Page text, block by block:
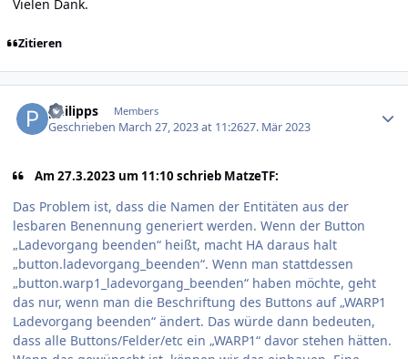
Vielen Dank.
Zitieren
philipps Members
Geschrieben March 27, 2023 at 11:2627. Mär 2023
Am 27.3.2023 um 11:10 schrieb MatzeTF:
Das Problem ist, dass die Namen der Entitäten aus der
lesbaren Benennung generiert werden. Wenn der Button
„Ladevorgang beenden“ heißt, macht HA daraus halt
„button.ladevorgang_beenden“. Wenn man stattdessen
„button.warp1_ladevorgang_beenden“ haben möchte, geht
das nur, wenn man die Beschriftung des Buttons auf „WARP1
Ladevorgang beenden“ ändert. Das würde dann bedeuten,
dass alle Buttons/Felder/etc ein „WARP1“ davor stehen hätten.